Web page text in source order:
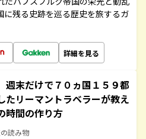
に残る史跡を巡る歴史を旅するガ
詳細を見る
末だけで７０ヵ国１５９都
たリーマントラベラーが教え
時間の作り方
読み物